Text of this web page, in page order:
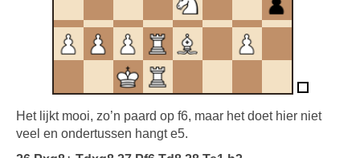
Het lijkt mooi, zo’n paard op f6, maar het doet hier niet
veel en ondertussen hangt e5.